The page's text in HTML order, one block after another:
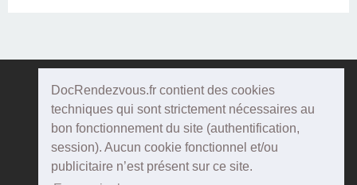
DocRendezvous.fr contient des cookies
techniques qui sont strictement nécessaires au
bon fonctionnement du site (authentification,
session). Aucun cookie fonctionnel et/ou
publicitaire n’est présent sur ce site.
DocRendezvous
Qui sommes-nous ?
Conditions Générales d'utilisation